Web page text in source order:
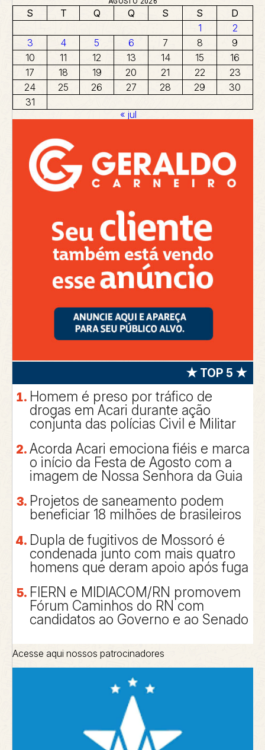
S T Q Q S S
D
1
2
3
4 5 6 7 8
9
10
11 12 13 14 15
16
17
18 19 20 21 22
23
24
25 26 27 28 29
30
31
« jul
★ TOP 5 ★
Homem é preso por tráfico de
drogas em Acari durante ação
conjunta das polícias Civil e Militar
Acorda Acari emociona fiéis e marca
o início da Festa de Agosto com a
imagem de Nossa Senhora da Guia
Projetos de saneamento podem
beneficiar 18 milhões de brasileiros
Dupla de fugitivos de Mossoró é
condenada junto com mais quatro
homens que deram apoio após fuga
FIERN e MIDIACOM/RN promovem
Fórum Caminhos do RN com
candidatos ao Governo e ao Senado
Acesse aqui nossos patrocinadores